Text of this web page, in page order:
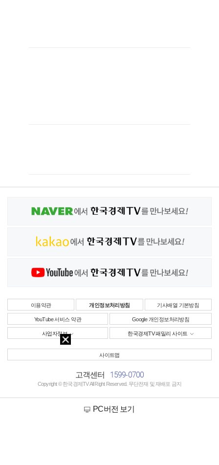
이용약관 개인정보처리방침 기사배열 기본방침
YouTube 서비스 약관 Google 개인정보처리방침
사업자정보 한국경제TV 패밀리 사이트
사이트맵
고객센터 1599-0700
Copyright © 한국경제TV All Right Reserved. 무단전재 및 재배포 금지
PC버전 보기